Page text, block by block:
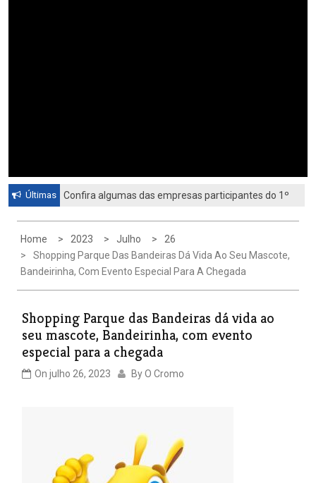
Últimas
Confira algumas das empresas participantes do 1º
Home 2023 Julho
26
Shopping Parque Das Bandeiras Dá Vida Ao Seu Mascote,
Bandeirinha, Com Evento Especial Para A Chegada
Shopping Parque das Bandeiras dá vida ao
seu mascote, Bandeirinha, com evento
especial para a chegada
On julho 26, 2023 ByO Cromo